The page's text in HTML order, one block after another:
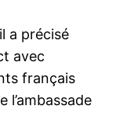
a précisé
avec
français
l’ambassade